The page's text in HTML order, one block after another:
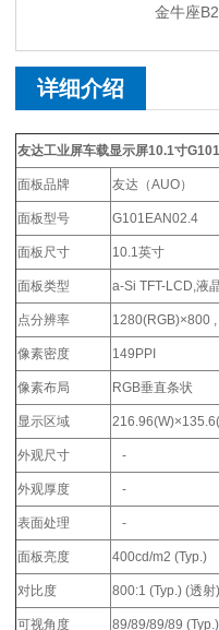
金牛座
详细介绍
友达工业屏车载显示屏10.1寸
面板品牌 友达（AUO）
面板型号 G101EAN02.4
面板尺寸 10.1英寸
面板类型 a-Si TFT-LCD,液
点分辨率 1280(RGB)×800 ,
像素密度 149PPI
像素布局 RGB垂直条状
显示区域
外观尺寸 -
外观厚度 -
表面处理 -
面板亮度 400cd/m2 (Typ.)
对比度 800:1 (Typ.) (透射)
可视角度 89/89/89/89